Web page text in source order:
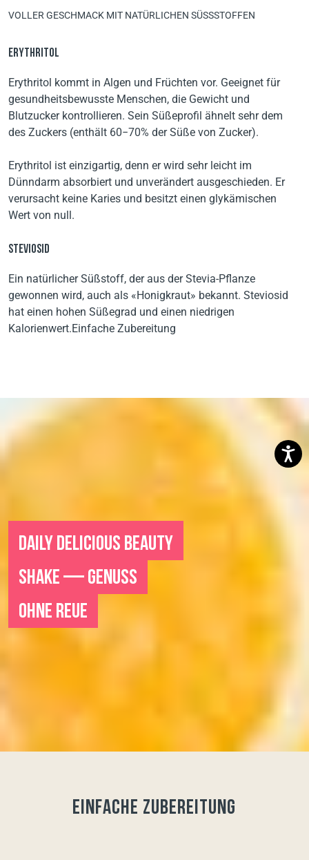
VOLLER GESCHMACK MIT NATÜRLICHEN SÜSSSTOFFEN
ERYTHRITOL
Erythritol kommt in Algen und Früchten vor. Geeignet für
gesundheitsbewusste Menschen, die Gewicht und
Blutzucker kontrollieren. Sein Süßeprofil ähnelt sehr dem
des Zuckers (enthält 60−70% der Süße von Zucker).
Erythritol ist einzigartig, denn er wird sehr leicht im
Dünndarm absorbiert und unverändert ausgeschieden. Er
verursacht keine Karies und besitzt einen glykämischen
Wert von null.
STEVIOSID
Ein natürlicher Süßstoff, der aus der Stevia-Pflanze
gewonnen wird, auch als «Honigkraut» bekannt. Steviosid
hat einen hohen Süßegrad und einen niedrigen
Kalorienwert.Einfache Zubereitung
DAILY DELICIOUS BEAUTY
SHAKE — GENUSS
OHNE REUE
Einfache Zubereitung